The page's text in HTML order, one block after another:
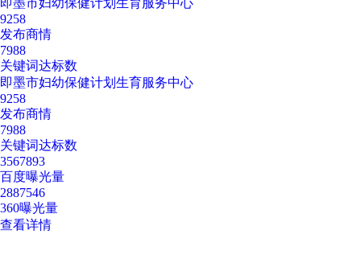
即墨市妇幼保健计划生育服务中心
9258
发布商情
7988
关键词达标数
即墨市妇幼保健计划生育服务中心
9258
发布商情
7988
关键词达标数
3567893
百度曝光量
2887546
360曝光量
查看详情